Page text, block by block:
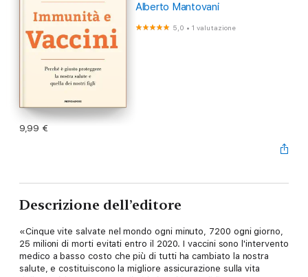
Alberto Mantovani
5,0 •1 valutazione
9,99 €
Descrizione dell’editore
«Cinque vite salvate nel mondo ogni minuto, 7200 ogni giorno,
25 milioni di morti evitati entro il 2020. I vaccini sono l'intervento
medico a basso costo che più di tutti ha cambiato la nostra
salute, e costituiscono la migliore assicurazione sulla vita